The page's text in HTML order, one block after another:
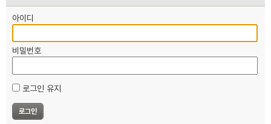
아이디
비밀번호
로그인 유지
자료
부설기관
업무